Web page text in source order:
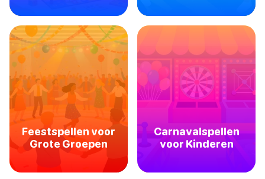
Feestspellen voor
Grote Groepen
Carnavalspellen
voor Kinderen